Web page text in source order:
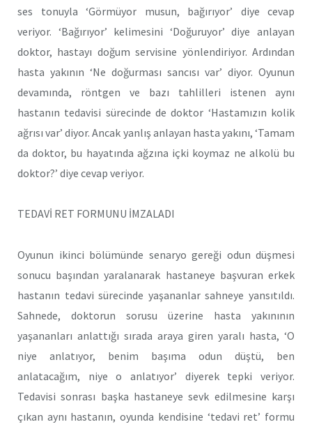
ses tonuyla ‘Görmüyor musun, bağırıyor’ diye cevap
veriyor. ‘Bağırıyor’ kelimesini ‘Doğuruyor’ diye anlayan
doktor, hastayı doğum servisine yönlendiriyor. Ardından
hasta yakının ‘Ne doğurması sancısı var’ diyor. Oyunun
devamında, röntgen ve bazı tahlilleri istenen aynı
hastanın tedavisi sürecinde de doktor ‘Hastamızın kolik
ağrısı var’ diyor. Ancak yanlış anlayan hasta yakını, ‘Tamam
da doktor, bu hayatında ağzına içki koymaz ne alkolü bu
doktor?’ diye cevap veriyor.
TEDAVİ RET FORMUNU İMZALADI
Oyunun ikinci bölümünde senaryo gereği odun düşmesi
sonucu başından yaralanarak hastaneye başvuran erkek
hastanın tedavi sürecinde yaşananlar sahneye yansıtıldı.
Sahnede, doktorun sorusu üzerine hasta yakınının
yaşananları anlattığı sırada araya giren yaralı hasta, ‘O
niye anlatıyor, benim başıma odun düştü, ben
anlatacağım, niye o anlatıyor’ diyerek tepki veriyor.
Tedavisi sonrası başka hastaneye sevk edilmesine karşı
çıkan aynı hastanın, oyunda kendisine ‘tedavi ret’ formu